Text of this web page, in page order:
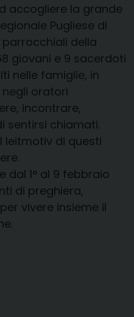
accogliere la grande
Pugliese di
della
giovani e 9 sacerdoti
nelle famiglie, in
negli oratori
incontrare,
sentirsi chiamati.
leitmotiv di questi
dal 1° al 9 febbraio
di preghiera,
vivere insieme il